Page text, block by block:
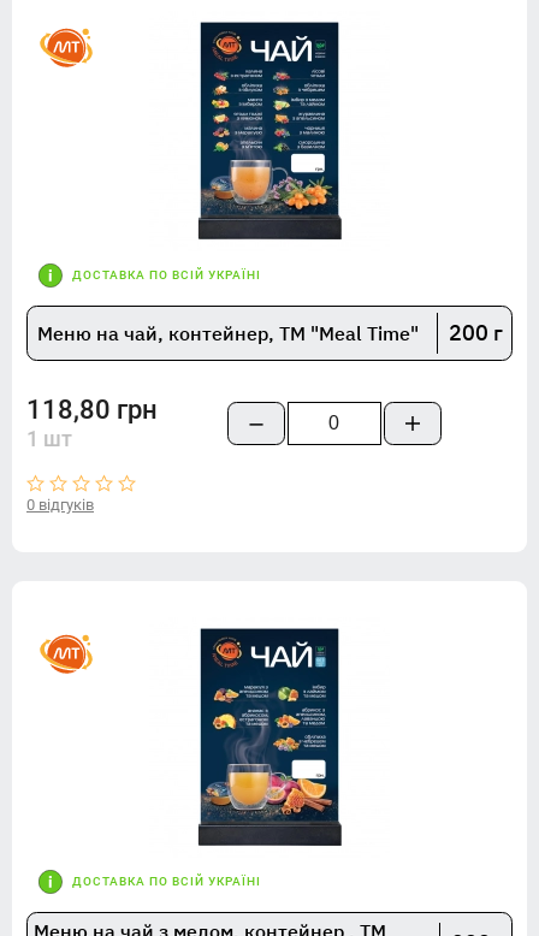
ДОСТАВКА ПО ВСІЙ УКРАЇНІ
Меню на чай, контейнер, TM "Meal Time" 200 г
118,80 грн
1 шт
0 відгуків
ДОСТАВКА ПО ВСІЙ УКРАЇНІ